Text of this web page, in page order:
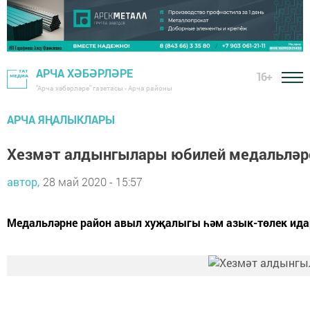
АРЧА ХӘБӘРЛӘРЕ
"Арча хәбәрләре" газетасы - Арча районы
16+
АРЧА ЯҢАЛЫКЛАРЫ
Хезмәт алдынгылары юбилей
автор, 28 май 2020 - 15:57
Медальләрне район авыл хуҗалыгы һәм азык-төлек